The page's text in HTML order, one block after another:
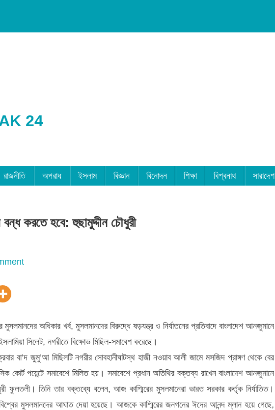
24
রাজনীতি অপরাধ ইসলাম বিজ্ঞান বিনোদন শিক্ষা বিশ্বনাথ সারাদেশ
করতে হবে: হুছামুদ্দীন চৌধুরী
on
আগ্রাসন
বন্ধ
করতে
হবে:
হুছামুদ্দীন
চৌধুরী
অধিকার খর্ব, মুসলমানদের বিরুদ্ধে ষড়যন্ত্র ও নির্যাতনের প্রতিবাদে বাংলাদেশ আনজুমানে
সিলেট, নগরীতে বিক্ষোভ মিছিল-সমাবেশ করেছে।
বা’দ জুমু’আ মিছিলটি নগরীর সোবহানীঘাটস্থ হাজী নওয়াব আলী জামে মসজিদ প্রাঙ্গণ থেকে বের
কোর্ট পয়েন্টে সমাবেশে মিলিত হয়। সমাবেশে প্রধান অতিথির বক্তব্য রাখেন বাংলাদেশ আনজুমানে
ফুলতলী। তিনি তার বক্তব্যে বলেন, আজ কাশ্মিরের মুসলমানেরা ভারত সরকার কর্তৃক নির্যাতিত।
মুসলমানদের আঘাত দেয়া হয়েছে। আজকে কাশ্মিরের জনগনের ঈদের আনন্দ ম্লান হয়ে গেছে,